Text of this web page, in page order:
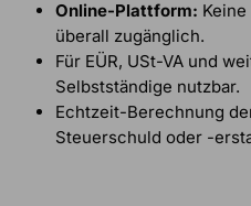
Online-Plattform:
überall zugänglich.
Für EÜR, USt-VA und
Selbstständige nutzbar.
Echtzeit-Berechnung
Steuerschuld oder -